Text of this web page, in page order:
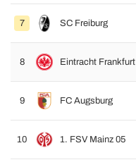
7 SC Freiburg
8 Eintracht Frankfurt
9 FC Augsburg
10 1. FSV Mainz 05